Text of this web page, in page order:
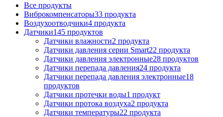
Все продукты
Виброкомпенсаторы33 продукта
Воздухоотводчики4 продукта
Датчики145 продуктов
Датчики влажности2 продукта
Датчики давления серии Smart22 продукта
Датчики давления электронные28 продуктов
Датчики перепада давления24 продукта
Датчики перепада давления электронные18
продуктов
Датчики протечки воды1 продукт
Датчики протока воздуха2 продукта
Датчики температуры22 продукта